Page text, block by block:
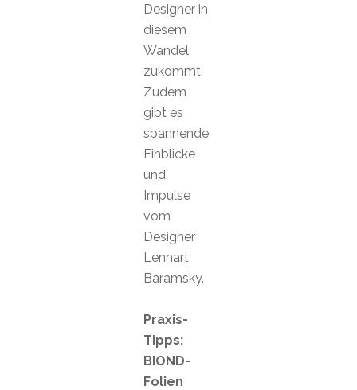
Designer in
diesem
Wandel
zukommt.
Zudem
gibt es
spannende
Einblicke
und
Impulse
vom
Designer
Lennart
Baramsky.
Praxis-
Tipps:
BIOND-
Folien